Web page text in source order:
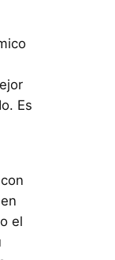
Es
el